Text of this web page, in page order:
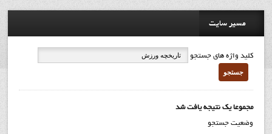
مسیر سایت
کلید واژه های جستجو
جستجو
مجموعا یک نتیجه یافت شد
وضعیت جستجو